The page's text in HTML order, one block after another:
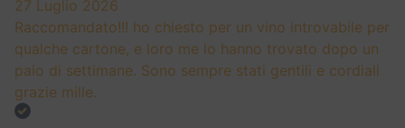
27 Luglio 2026
Raccomandato!!! ho chiesto per un vino introvabile per
qualche cartone, e loro me lo hanno trovato dopo un
paio di settimane. Sono sempre stati gentili e cordiali
grazie mille.